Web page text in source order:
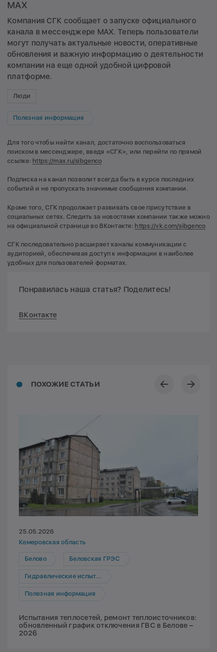
MAX
Компания СГК сообщает о запуске официального
канала в мессенджере MAX. Теперь пользователи
могут получать актуальные новости, оперативные
обновления и важную информацию о деятельности
компании на еще одной удобной цифровой
платформе.
Люди
Полезная информация
Для того чтобы найти канал, достаточно воспользоваться
поиском в мессенджере, введя «СГК», или перейти по прямой
ссылке: https://max.ru/sibgenco
Подписка на канал позволит всегда быть в курсе последних
событий и не пропускать значимые сообщения компании.
Кроме того, СГК продолжает развивать свое присутствие в
социальных сетях. Следить за новостями компании также можно
на официальной странице во ВКонтакте: https://vk.com/sibgenco
СГК последовательно расширяет каналы коммуникации с
аудиторией, обеспечивая доступ к информации в наиболее
удобных для пользователей форматах.
Понравилась наша статья? Поделитесь!
ВКонтакте
ПОХОЖИЕ СТАТЬИ
25.05.2026
Кемеровская область
Белово Беловская ГРЭС
Гидравлические испытания
Полезная информация
Испытания теплосетей, ремонт теплоисточников:
обновленный график отключения ГВС в Белове –
2026